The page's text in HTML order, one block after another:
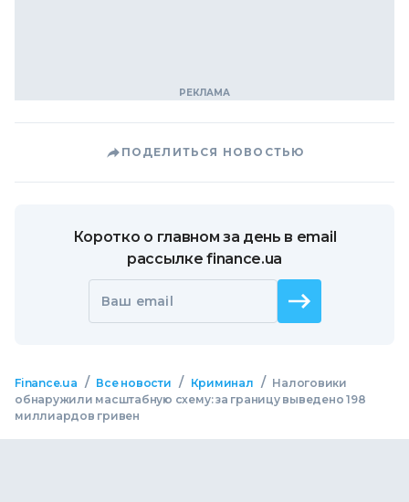
ПОДЕЛИТЬСЯ НОВОСТЬЮ
Коротко о главном за день в email
рассылке finance.ua
Ваш email
Finance.ua / Все новости / Криминал / Налоговики
обнаружили масштабную схему: за границу выведено 198
миллиардов гривен